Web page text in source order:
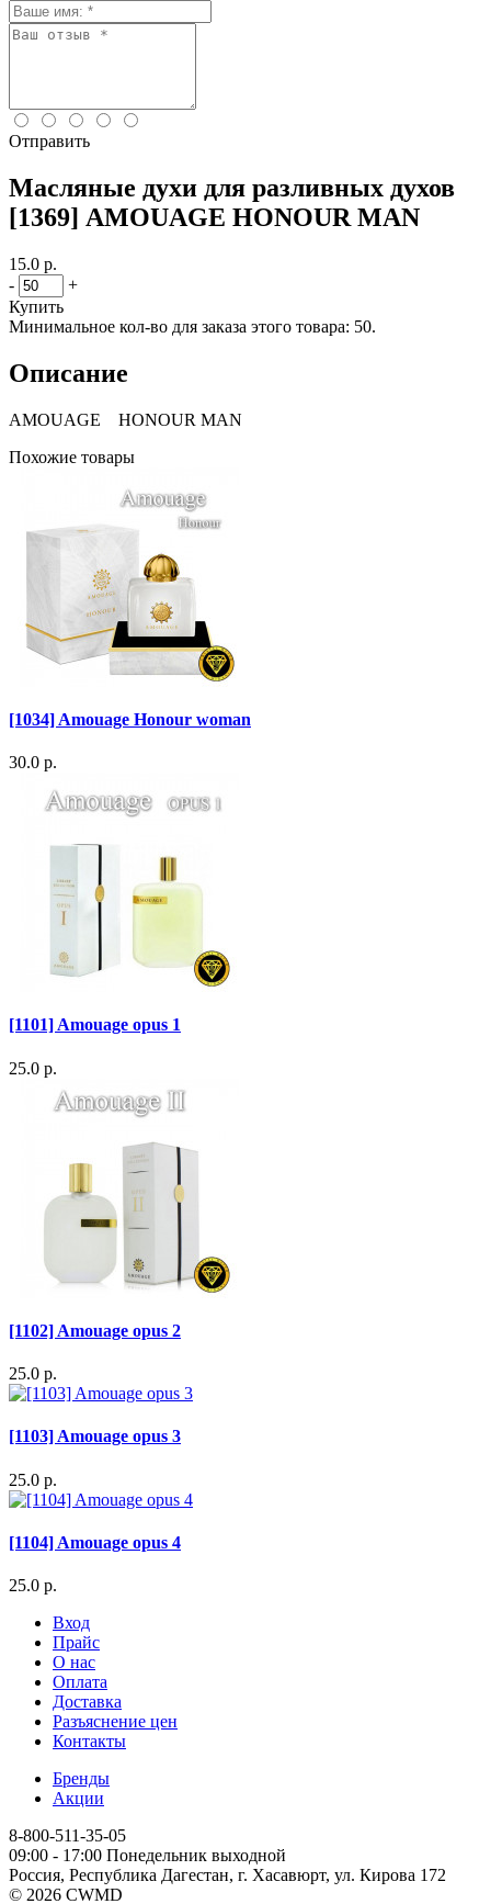
Отправить
Масляные духи для разливных духов
[1369] AMOUAGE HONOUR MAN
15.0 р.
-
+
Купить
Минимальное кол-во для заказа этого товара: 50.
Описание
AMOUAGE HONOUR MAN
Похожие товары
[1034] Amouage Honour woman
30.0 р.
[1101] Amouage opus 1
25.0 р.
[1102] Amouage opus 2
25.0 р.
[1103] Amouage opus 3
25.0 р.
[1104] Amouage opus 4
25.0 р.
Вход
Прайс
О нас
Оплата
Доставка
Разъяснение цен
Контакты
Бренды
Акции
8-800-511-35-05
09:00 - 17:00 Понедельник выходной
Россия, Республика Дагестан, г. Хасавюрт, ул. Кирова 172
© 2026 CWMD